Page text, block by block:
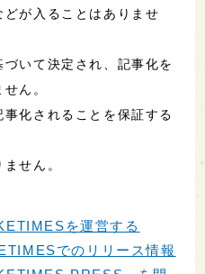
が入ることはありませ
いて決定され、記事化を
ん。
化されることを保証する
せん。
を運営する
でのリリース情報